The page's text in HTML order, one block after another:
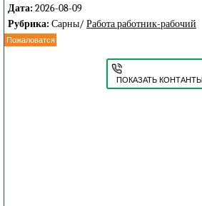
Дата: 2026-08-09
Рубрика: Сарны/ Работа работник-рабочий
Пожаловатся
ПОКАЗАТЬ КОНТАНТЫ